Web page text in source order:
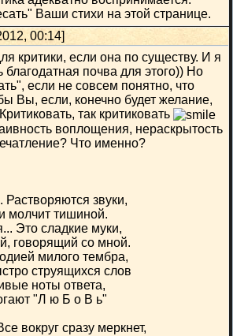
Ваши стихи на этой странице.
00:14]
критики, если она по существу. И я
благодатная почва для этого)) Но
если не совсем понятно, что
Вы, если, конечно будет желание,
так критиковать
воплощения, нераскрытость
Что именно?
Растворяются звуки,
молчит тишиной.
Это сладкие муки,
говорящий со мной.
милого тембра,
струящихся слов
ноты ответа,
"Л ю Б о В ь"
вокруг сразу меркнет,